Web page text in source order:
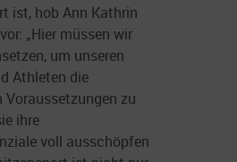
ist, hob Ann Kathrin
„Hier müssen wir
um unseren
Athleten die
zu
ihre
voll ausschöpfen